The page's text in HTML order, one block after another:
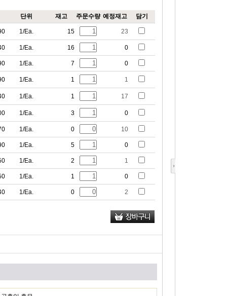
단위 재고 주문수량 예정재고 담기
1/Ea. 15 23
1/Ea. 16 0
1/Ea. 7 0
1/Ea. 1 1
1/Ea. 1 17
1/Ea. 3 0
1/Ea. 0 10
1/Ea. 5 0
1/Ea. 2 1
1/Ea. 1 0
1/Ea. 0 2